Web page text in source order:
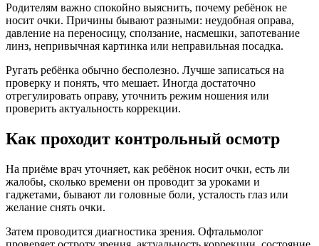
Родителям важно спокойно выяснить, почему ребёнок не
носит очки. Причины бывают разными: неудобная оправа,
давление на переносицу, сползание, насмешки, запотевание
линз, непривычная картинка или неправильная посадка.
Ругать ребёнка обычно бесполезно. Лучше записаться на
проверку и понять, что мешает. Иногда достаточно
отрегулировать оправу, уточнить режим ношения или
проверить актуальность коррекции.
Как проходит контрольный осмотр
На приёме врач уточняет, как ребёнок носит очки, есть ли
жалобы, сколько времени он проводит за уроками и
гаджетами, бывают ли головные боли, усталость глаз или
желание снять очки.
Затем проводится диагностика зрения. Офтальмолог